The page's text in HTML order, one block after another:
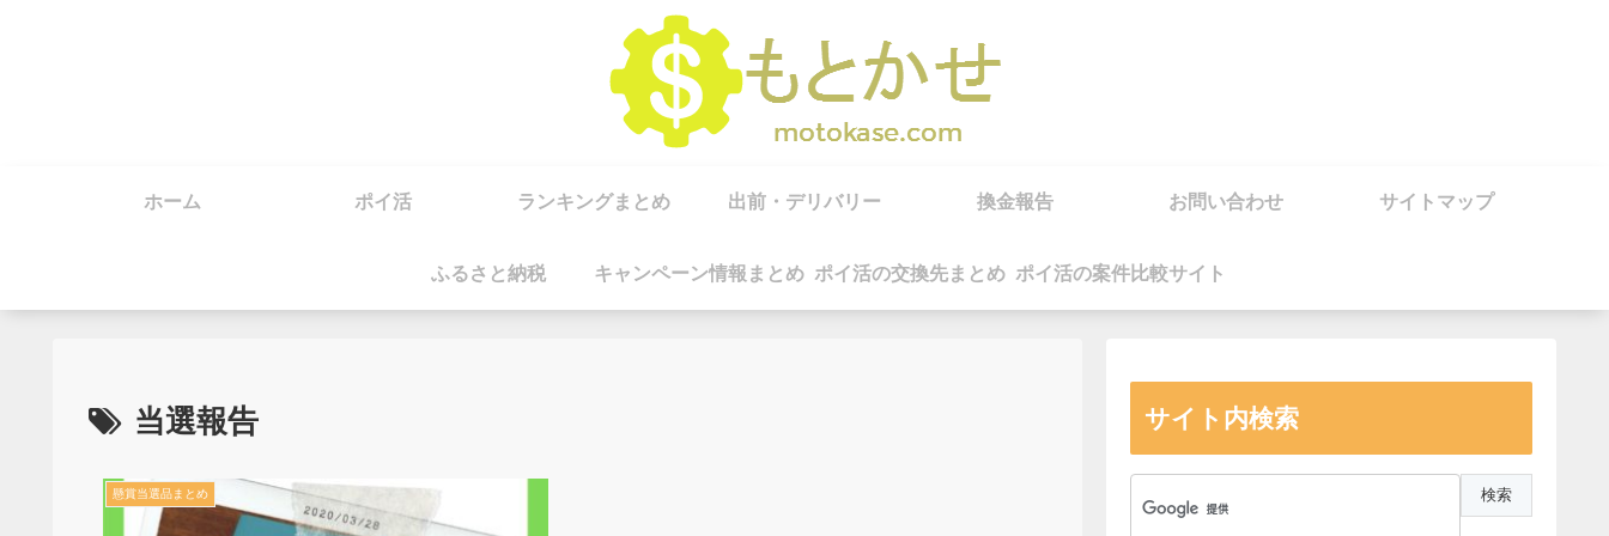
ホーム ポイ活 ランキングまとめ 出前・デリバリー 換金報告 お問い合わせ サイトマップ
ふるさと納税 キャンペーン情報まとめ ポイ活の交換先まとめ ポイ活の案件比較サイト
当選報告
懸賞当選品まとめ
サイト内検索